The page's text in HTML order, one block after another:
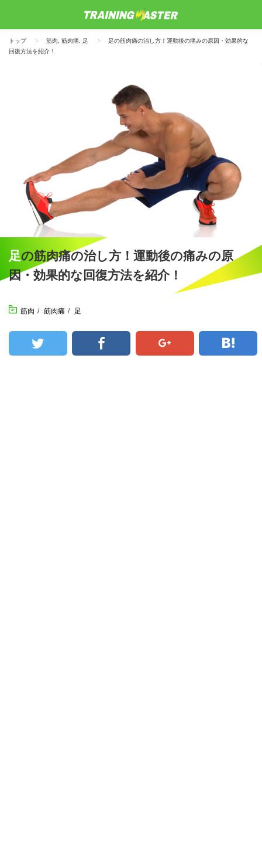
トップ 筋肉 筋肉痛 足
足の筋肉痛の治し方！運動後の痛みの原因・効果的な
回復方法を紹介！
足の筋肉痛の治し方！運動後の痛みの原
因・効果的な回復方法を紹介！
筋肉 / 筋肉痛 / 足